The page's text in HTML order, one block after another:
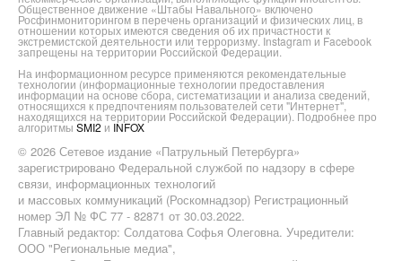
Общественное движение «Штабы Навального» включено
Росфинмониторингом в перечень организаций и физических лиц, в
отношении которых имеются сведения об их причастности к
экстремистской деятельности или терроризму. Instagram и Facebook
запрещены на территории Российской Федерации.
На информационном ресурсе применяются рекомендательные
технологии (информационные технологии предоставления
информации на основе сбора, систематизации и анализа сведений,
относящихся к предпочтениям пользователей сети "Интернет",
находящихся на территории Российской Федерации). Подробнее про
алгоритмы SMI2 и INFOX
© 2026 Сетевое издание «Патрульный Петербурга»
зарегистрировано Федеральной службой по надзору в сфере
связи, информационных технологий
и массовых коммуникаций (Роскомнадзор) Регистрационный
номер ЭЛ № ФС 77 - 82871 от 30.03.2022.
Главный редактор: Солдатова Софья Олеговна. Учредители:
ООО "Региональные медиа",